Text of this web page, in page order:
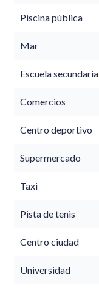
Piscina pública
Mar
Escuela secundaria
Comercios
Centro deportivo
Supermercado
Taxi
Pista de tenis
Centro ciudad
Universidad